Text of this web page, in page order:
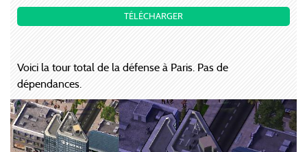
TÉLÉCHARGER
Voici la tour total de la défense à Paris. Pas de
dépendances.